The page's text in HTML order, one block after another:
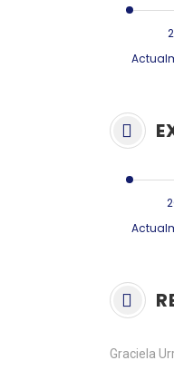
Graciela